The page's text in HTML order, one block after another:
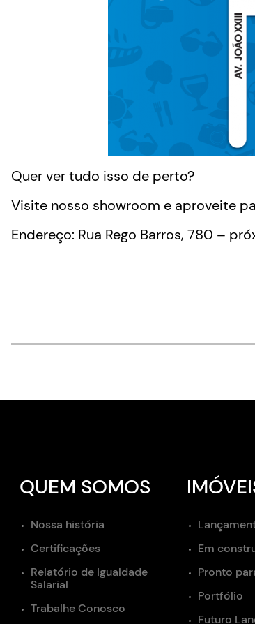
Quer ver tudo isso de perto?
Visite nosso showroom e aproveite
Endereço: Rua Rego Barros, 780 –
QUEM SOMOS
Nossa história
Certificações
Relatório de Igualdade
Salarial
Trabalhe Conosco
Em
Pronto
Portfólio
Futuro